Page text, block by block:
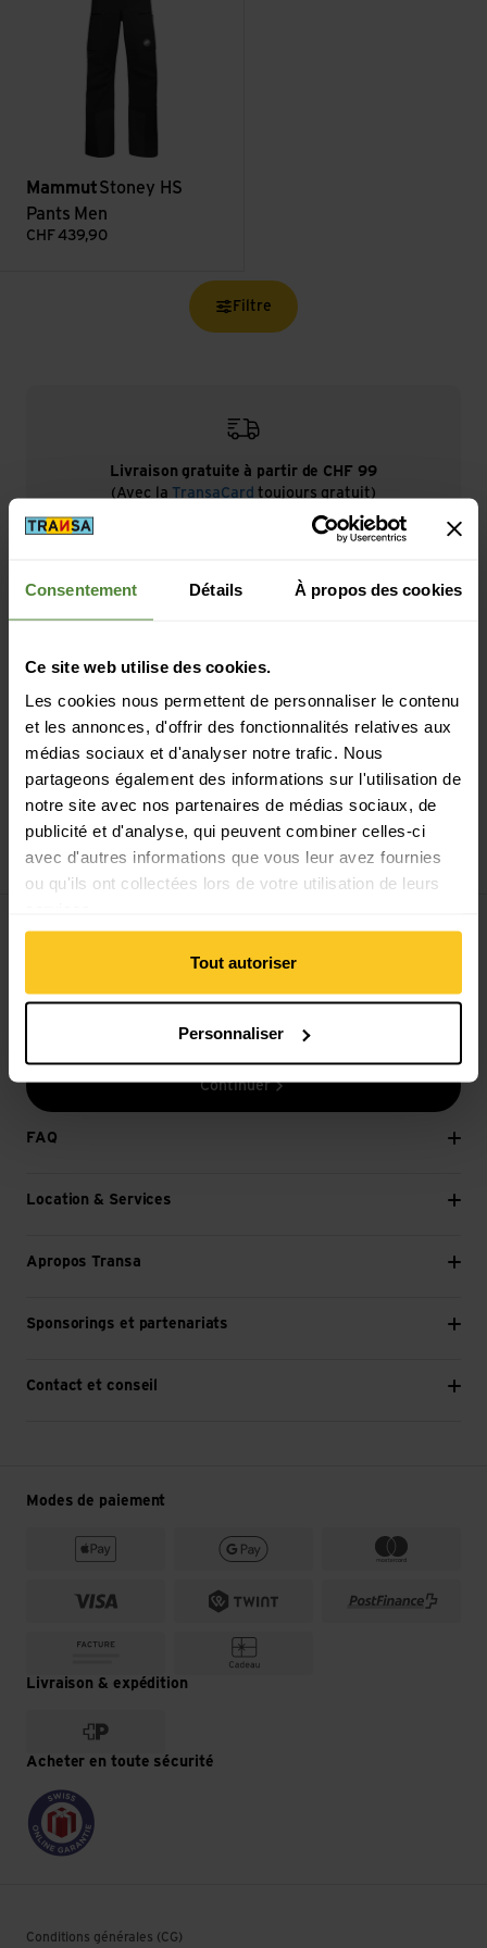
Consentement Détails À propos des cookies
Ce site web utilise des cookies.
Les cookies nous permettent de personnaliser le contenu
et les annonces, d'offrir des fonctionnalités relatives aux
médias sociaux et d'analyser notre trafic. Nous
partageons également des informations sur l'utilisation de
notre site avec nos partenaires de médias sociaux, de
publicité et d'analyse, qui peuvent combiner celles-ci
avec d'autres informations que vous leur avez fournies
ou qu'ils ont collectées lors de votre utilisation de leurs
Tout autoriser
Personnaliser
MammutStoney HS
Pants Men
CHF 439,90
Filtre
Livraison gratuite à partir de CHF 99
(Avec la
TransaCard toujours gratuit)
14 jours de droit de rétractation
S'inscrire à la newsletter
Continuer
FAQ
Location & Services
Apropos Transa
Sponsorings et partenariats
Contact et conseil
Modes de paiement
Livraison & expédition
Acheter en toute sécurité
Conditions générales (CG)